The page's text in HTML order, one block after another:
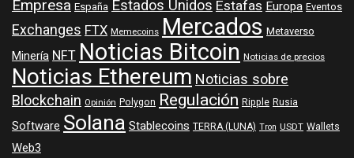
Empresa España Estados UnidosEstafasEuropa Eventos
ExchangesFTX Memecoins Mercados Metaverso
MineríaNFTNoticias Bitcoin Noticias de precios
Noticias EthereumNoticias sobre
Blockchain Opinión Polygon Regulación Ripple Rusia
SoftwareSolanaStablecoins TERRA (LUNA) Tron USDT Wallets
Web3